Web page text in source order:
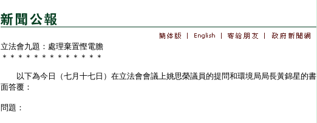
立法會九題：處理棄置慳電膽
＊＊＊＊＊＊＊＊＊＊＊＊＊
以下為今日（七月十七日）在立法會會議上姚思榮議員的提問和環境局局長黃錦星的書
面答覆：
問題：